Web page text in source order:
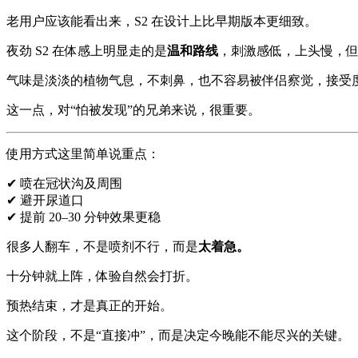
老用户应该能看出来，S2 在设计上比早期版本更细致。
夜劲 S2 在体感上明显走的是温和路线 ，刺激感低，上头慢，但
气味是淡淡的植物气息，不刺鼻，也不容易被伴侣察觉，接受
这一点，对“怕被发现”的兄弟来说，很重要。
使用方式这里简单说重点：
✔ 喷在冠状沟及周围
✔ 避开尿道口
✔ 提前 20–30 分钟效果更稳
很多人翻车，不是喷剂不行，而是太着急。
十分钟就上阵，体验自然会打折。
预热结束，才是真正的开始。
这个阶段，不是“直接冲”，而是决定今晚能不能尽兴的关键。